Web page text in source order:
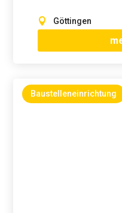
Göttingen
Baustelleneinrichtung